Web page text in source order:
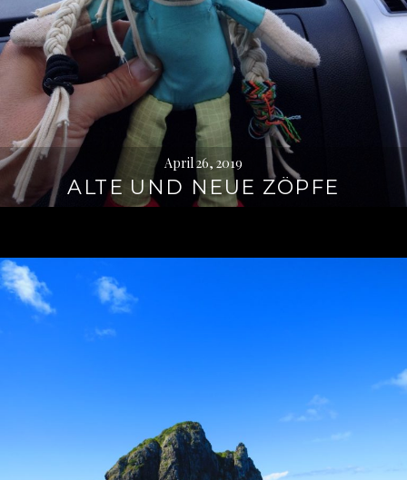
April 26, 2019
ALTE UND NEUE ZÖPFE